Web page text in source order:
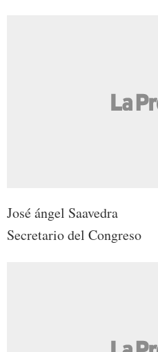
José ángel Saavedra
Secretario del Congreso